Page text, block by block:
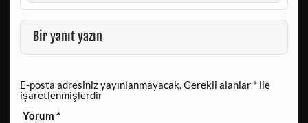
Bir yanıt yazın
E-posta adresiniz yayınlanmayacak.Gerekli alanlar * ile
işaretlenmişlerdir
Yorum*